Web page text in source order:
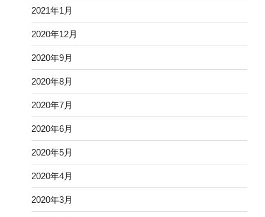
2021年1月
2020年12月
2020年9月
2020年8月
2020年7月
2020年6月
2020年5月
2020年4月
2020年3月